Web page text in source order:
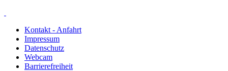
Kontakt - Anfahrt
Impressum
Datenschutz
Webcam
Barrierefreiheit